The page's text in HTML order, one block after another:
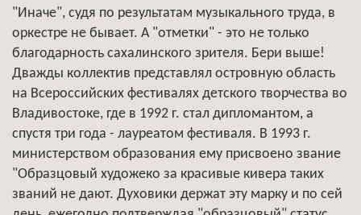
"Иначе", судя по результатам музыкального труда, в
оркестре не бывает. А "отметки" - это не только
благодарность сахалинского зрителя. Бери выше!
Дважды коллектив представлял островную область
на Всероссийских фестивалях детского творчества во
Владивостоке, где в 1992 г. стал дипломантом, а
спустя три года - лауреатом фестиваля. В 1993 г.
министерством образования ему присвоено звание
"Образцовый художеко за красивые кивера таких
званий не дают. Духовики держат эту марку и по сей